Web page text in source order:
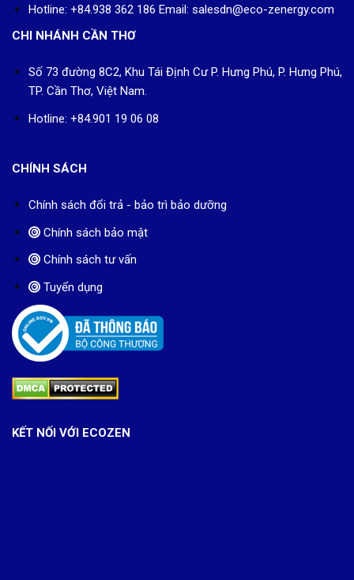
Hotline: +84.938 362 186 Email: salesdn@eco-zenergy.com
CHI NHÁNH CẦN THƠ
Số 73 đường 8C2, Khu Tái Định Cư P. Hưng Phú, P. Hưng Phú,
TP. Cần Thơ, Việt Nam.
Hotline: +84.901 19 06 08
CHÍNH SÁCH
Chính sách đổi trả - bảo trì bảo dưỡng
Chính sách bảo mật
Chính sách tư vấn
Tuyển dụng
KẾT NỐI VỚI ECOZEN